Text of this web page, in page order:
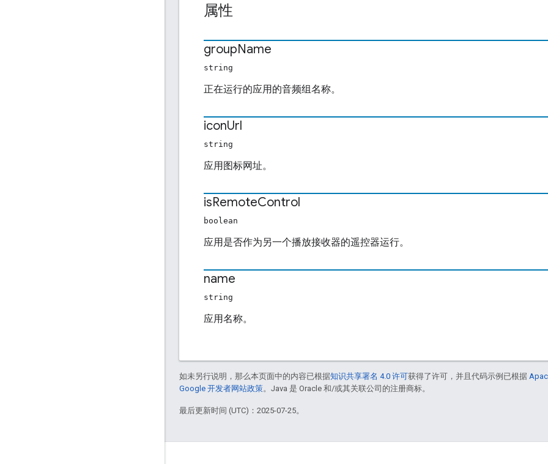
属性
groupName
string
正在运行的应用的音频组名称。
iconUrl
string
应用图标网址。
isRemoteControl
boolean
应用是否作为另一个播放接收器的遥控器运行。
name
string
应用名称。
如未另行说明，那么本页面中的内容已根据知识共享署名 4.0 许可获得了许可，并且代码示例已根据
Google 开发者网站政策。Java 是 Oracle 和/或其关联公司的注册商标。
最后更新时间 (UTC)：2025-07-25。